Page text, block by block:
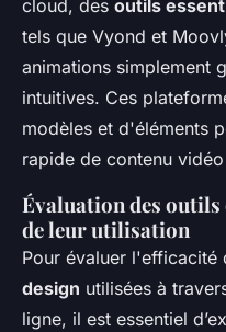
cloud, des outils
tels que Vyond et
animations simplement
intuitives. Ces
modèles et d'éléments
rapide de contenu
Évaluation des
de leur utilisation
Pour évaluer l'efficacité
design utilisées à
ligne, il est essentiel